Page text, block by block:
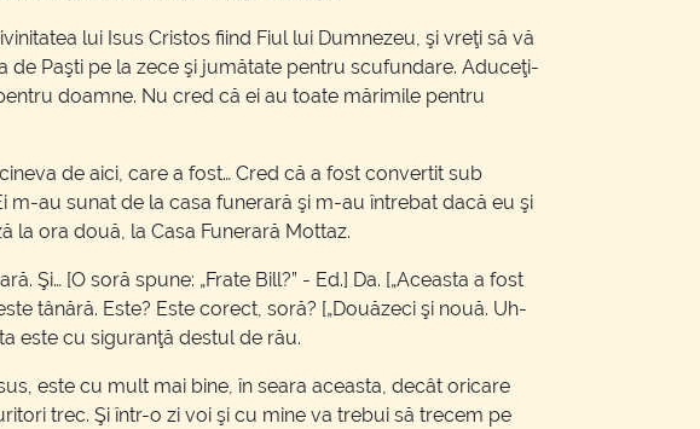
lui Isus Cristos fiind Fiul lui Dumnezeu, şi vreţi să vă
de Paşti pe la zece şi jumătate pentru scufundare. Aduceţi-
doamne. Nu cred că ei au toate mărimile pentru
de aici, care a fost… Cred că a fost convertit sub
m-au sunat de la casa funerară şi m-au întrebat dacă eu şi
la ora două, la Casa Funerară Mottaz.
Şi… [O soră spune: „Frate Bill?” - Ed.] Da. [„Aceasta a fost
tânără. Este? Este corect, soră? [„Douăzeci şi nouă. Uh-
este cu siguranţă destul de rău.
este cu mult mai bine, în seara aceasta, decât oricare
trec. Şi într-o zi voi şi cu mine va trebui să trecem pe